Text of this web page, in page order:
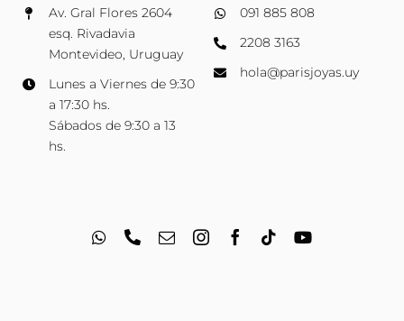
Av. Gral Flores 2604
esq. Rivadavia
Montevideo, Uruguay
Lunes a Viernes de 9:30
a 17:30 hs.
Sábados de 9:30 a 13
hs.
091 885 808
2208 3163
hola@parisjoyas.uy